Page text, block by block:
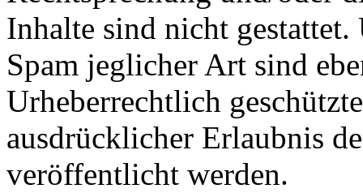
Inhalte sind nicht
Spam jeglicher Art sind
Urheberrechtlich
ausdrücklicher Erlaubnis
veröffentlicht werden.